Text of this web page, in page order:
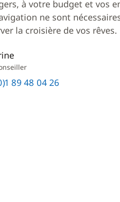
à votre budget et vos
ne sont
la croisière de vos rêves.
89 48 04 26